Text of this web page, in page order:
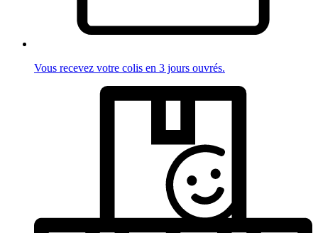
Vous recevez votre colis en 3 jours ouvrés.